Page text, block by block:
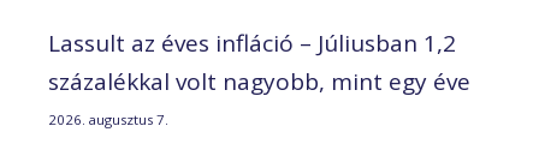
Lassult az éves infláció – Júliusban 1,2
százalékkal volt nagyobb, mint egy éve
2026. augusztus 7.